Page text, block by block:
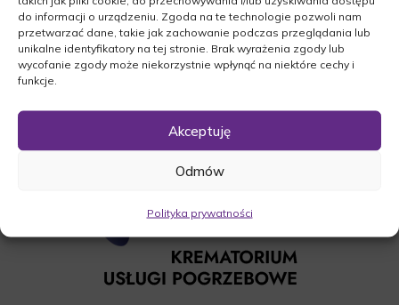
do informacji o urządzeniu. Zgoda na te technologie pozwoli nam
przetwarzać dane, takie jak zachowanie podczas przeglądania lub
unikalne identyfikatory na tej stronie. Brak wyrażenia zgody lub
wycofanie zgody może niekorzystnie wpłynąć na niektóre cechy i
funkcje.
Akceptuję
Odmów
Polityka prywatności
miejsce wiecznego spoczynku.
O czym zawiadamia pogrążona w smutku
Rodzina.